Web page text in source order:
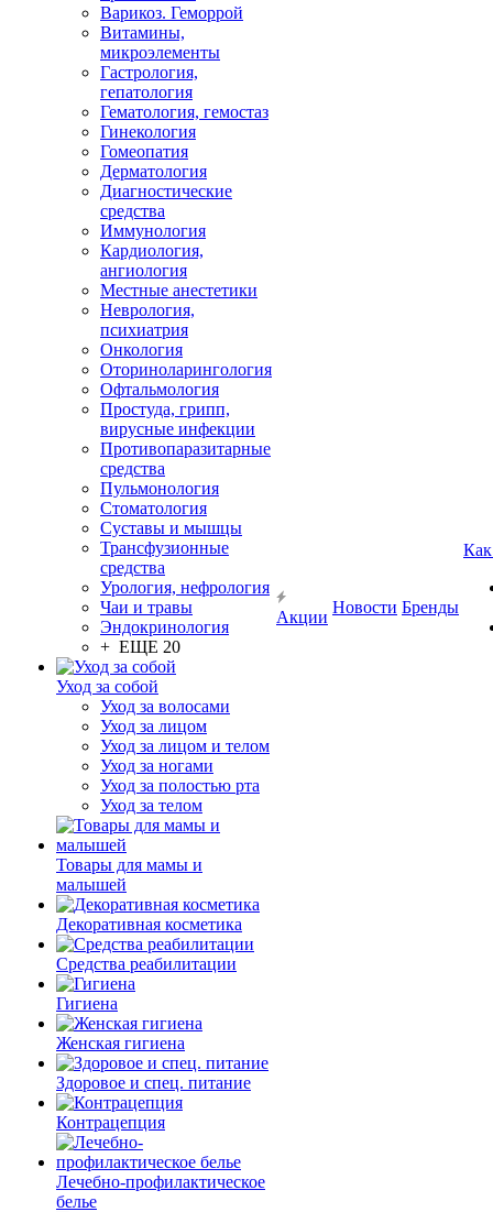
Варикоз. Геморрой
Витамины,
микроэлементы
Гастрология,
гепатология
Гематология, гемостаз
Гинекология
Гомеопатия
Дерматология
Диагностические
средства
Иммунология
Кардиология,
ангиология
Местные анестетики
Неврология,
психиатрия
Онкология
Оториноларингология
Офтальмология
Простуда, грипп,
вирусные инфекции
Противопаразитарные
средства
Пульмонология
Стоматология
Суставы и мышцы
Трансфузионные
средства
Урология, нефрология
Чаи и травы
Эндокринология
+ ЕЩЕ 20
Уход за собой
Уход за волосами
Уход за лицом
Уход за лицом и телом
Уход за ногами
Уход за полостью рта
Уход за телом
Товары для мамы и
малышей
Декоративная косметика
Средства реабилитации
Гигиена
Женская гигиена
Здоровое и спец. питание
Контрацепция
Лечебно-профилактическое
белье
Акции
Новости Бренды